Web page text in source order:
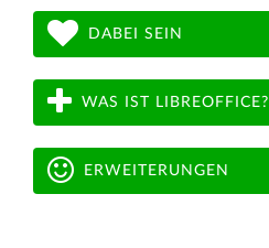
DABEI SEIN
WAS IST LIBREOFFICE?
ERWEITERUNGEN